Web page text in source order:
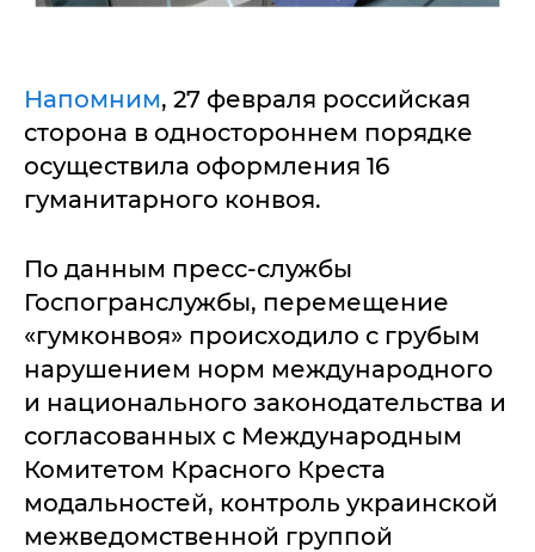
Напомним, 27 февраля российская
сторона в одностороннем порядке
осуществила оформления 16
гуманитарного конвоя.
По данным пресс-службы
Госпогранслужбы, перемещение
«гумконвоя» происходило с грубым
нарушением норм международного
и национального законодательства и
согласованных с Международным
Комитетом Красного Креста
модальностей, контроль украинской
межведомственной группой